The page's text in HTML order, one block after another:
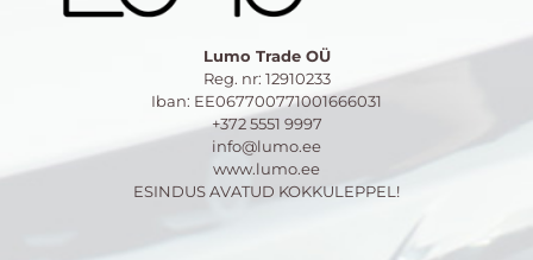
Lumo Trade OÜ
Reg. nr: 12910233
Iban: EE067700771001666031
+372 5551 9997
info@lumo.ee
www.lumo.ee
ESINDUS AVATUD KOKKULEPPEL!